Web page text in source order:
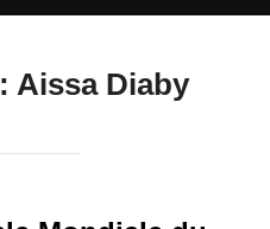
Aissa Diaby